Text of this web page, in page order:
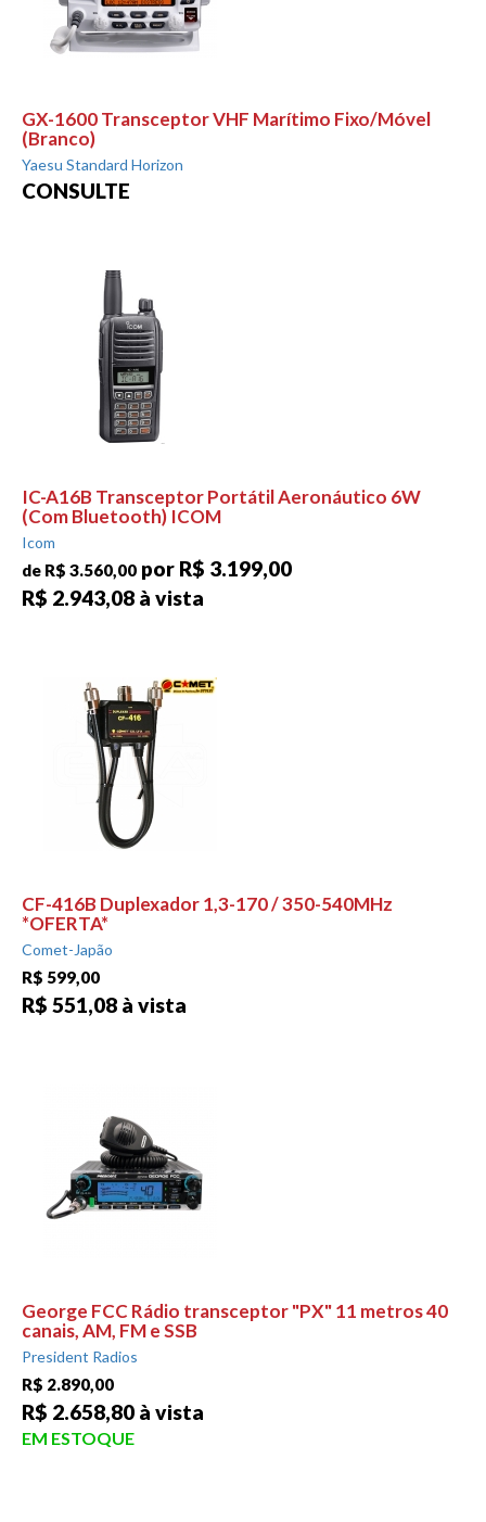
GX-1600 Transceptor VHF Marítimo Fixo/Móvel
(Branco)
Yaesu Standard Horizon
CONSULTE
IC-A16B Transceptor Portátil Aeronáutico 6W
(Com Bluetooth) ICOM
Icom
de R$ 3.560,00 por R$ 3.199,00
R$ 2.943,08 à vista
CF-416B Duplexador 1,3-170 / 350-540MHz
*OFERTA*
Comet-Japão
R$ 599,00
R$ 551,08 à vista
George FCC Rádio transceptor "PX" 11 metros 40
canais, AM, FM e SSB
President Radios
R$ 2.890,00
R$ 2.658,80 à vista
EM ESTOQUE